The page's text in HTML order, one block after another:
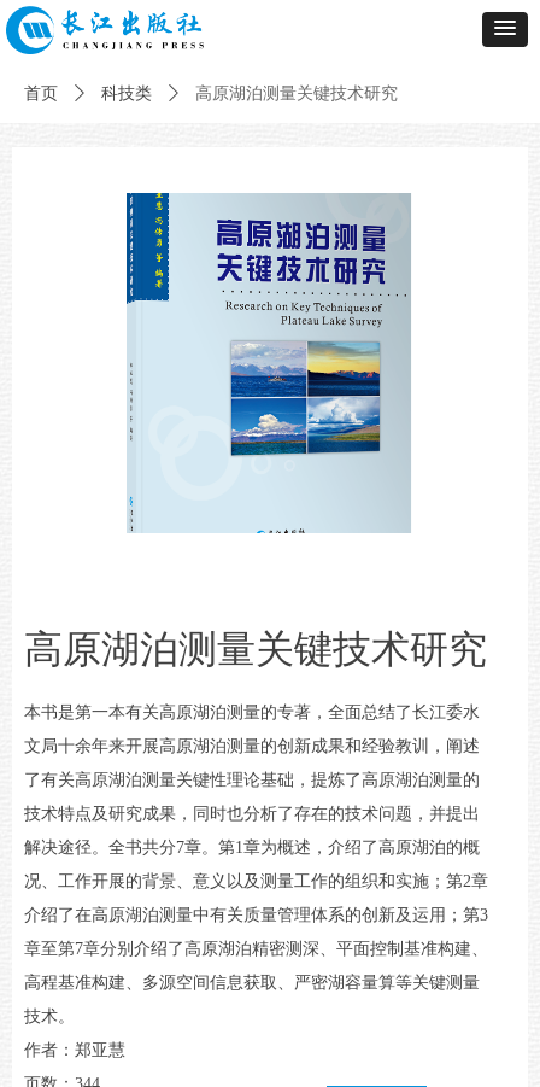
首页 ꄲ 科技类 ꄲ 高原湖泊测量关键技术研究
高原湖泊测量关键技术研究
本书是第一本有关高原湖泊测量的专著，全面总结了长江委水
文局十余年来开展高原湖泊测量的创新成果和经验教训，阐述
了有关高原湖泊测量关键性理论基础，提炼了高原湖泊测量的
技术特点及研究成果，同时也分析了存在的技术问题，并提出
解决途径。全书共分7章。第1章为概述，介绍了高原湖泊的概
况、工作开展的背景、意义以及测量工作的组织和实施；第2章
介绍了在高原湖泊测量中有关质量管理体系的创新及运用；第3
章至第7章分别介绍了高原湖泊精密测深、平面控制基准构建、
高程基准构建、多源空间信息获取、严密湖容量算等关键测量
技术。
作者：郑亚慧